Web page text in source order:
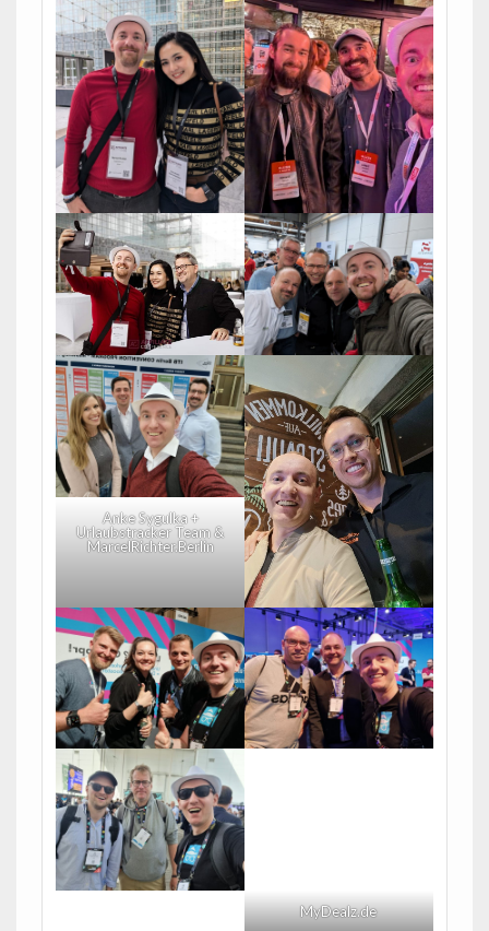
Anke Sygulka +
Urlaubstracker Team &
MarcelRichter.Berlin
MyDealz.de